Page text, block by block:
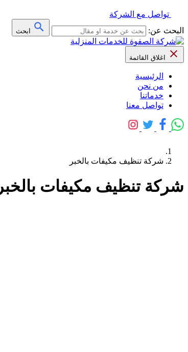
تواصل مع الشركة
البحث عن:
ابحث
اغلاق القائمة
الرئيسية
من نحن
خدماتنا
تواصل معنا
شركة تنظيف مكيفات بالخبر
شركة تنظيف مكيفات بالخبر